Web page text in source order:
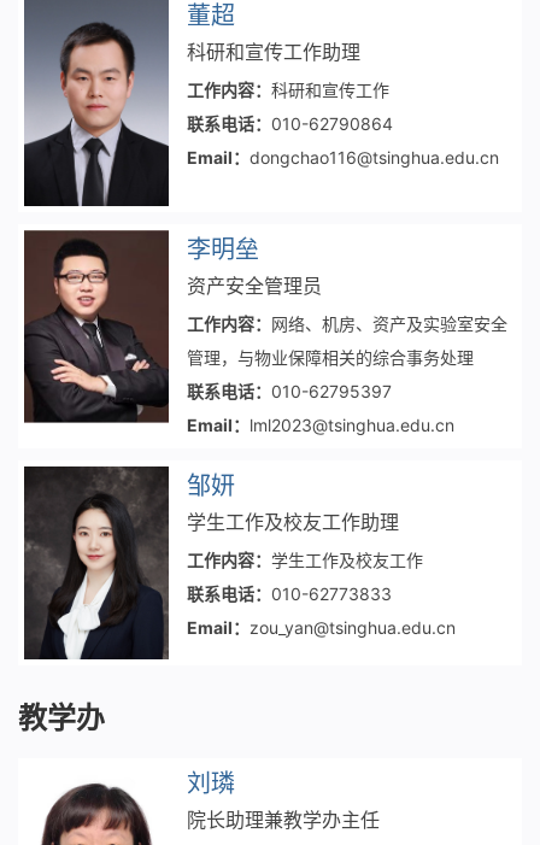
董超
科研和宣传工作助理
工作内容： 科研和宣传工作
联系电话： 010-62790864
Email： dongchao116@tsinghua.edu.cn
李明垒
资产安全管理员
工作内容： 网络、机房、资产及实验室安全
管理，与物业保障相关的综合事务处理
联系电话： 010-62795397
Email： lml2023@tsinghua.edu.cn
邹妍
学生工作及校友工作助理
工作内容： 学生工作及校友工作
联系电话： 010-62773833
Email： zou_yan@tsinghua.edu.cn
教学办
刘璘
院长助理兼教学办主任